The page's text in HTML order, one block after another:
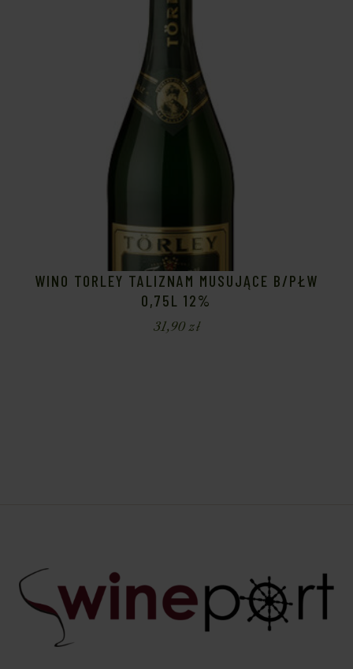
WINO TORLEY TALIZNAM MUSUJĄCE B/PŁW
0,75L 12%
31,90zł